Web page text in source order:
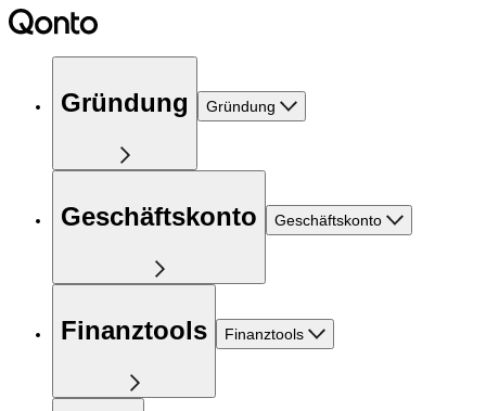
Gründung Gründung
Geschäftskonto Geschäftskonto
Finanztools Finanztools